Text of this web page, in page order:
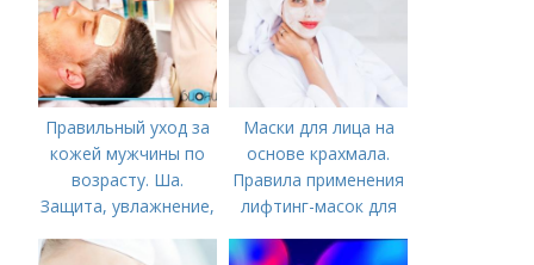
Правильный уход за
кожей мужчины по
возрасту. Ша.
Защита, увлажнение,
Маски для лица на
основе крахмала.
Правила применения
лифтинг-масок для